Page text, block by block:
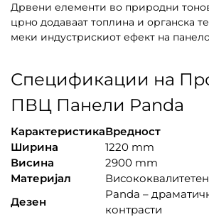
Дрвени елементи во природни
црно додаваат топлина и органска
меки индустрискиот ефект на
Спецификации на
ПВЦ Панели Panda
КарактеристикаВредност
Ширина
1220 mm
Висина
2900 mm
Материјал
Дезен
Panda –
контрасти